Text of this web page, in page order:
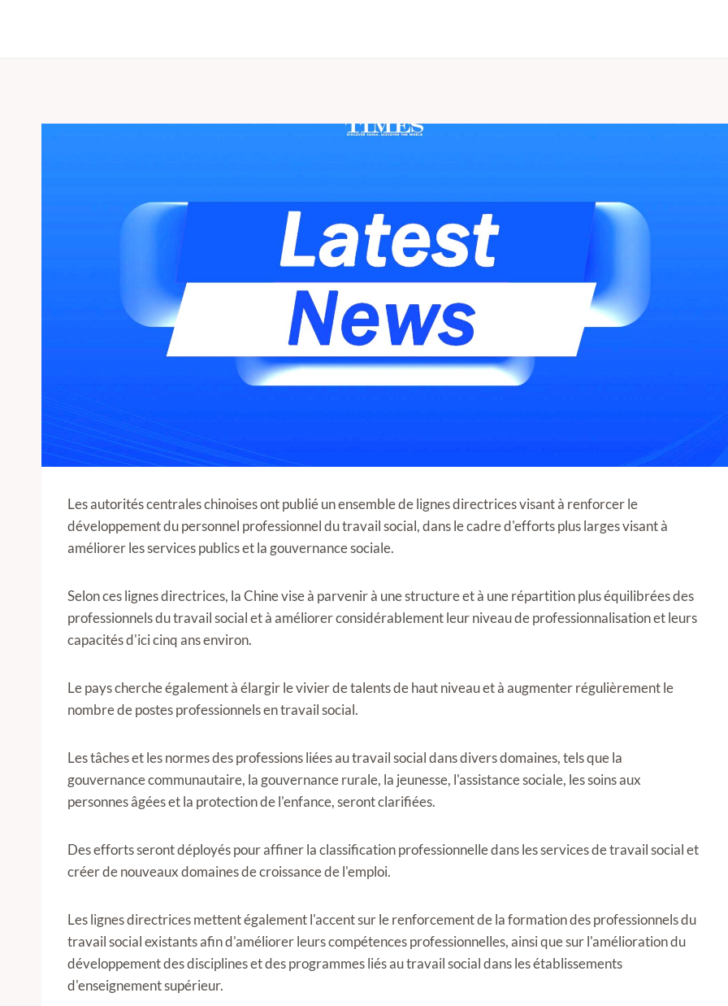
Les autorités centrales chinoises ont publié un ensemble de lignes directrices visant à renforcer le
développement du personnel professionnel du travail social, dans le cadre d'efforts plus larges visant à
améliorer les services publics et la gouvernance sociale.
Selon ces lignes directrices, la Chine vise à parvenir à une structure et à une répartition plus équilibrées des
professionnels du travail social et à améliorer considérablement leur niveau de professionnalisation et leurs
capacités d'ici cinq ans environ.
Le pays cherche également à élargir le vivier de talents de haut niveau et à augmenter régulièrement le
nombre de postes professionnels en travail social.
Les tâches et les normes des professions liées au travail social dans divers domaines, tels que la
gouvernance communautaire, la gouvernance rurale, la jeunesse, l'assistance sociale, les soins aux
personnes âgées et la protection de l'enfance, seront clarifiées.
Des efforts seront déployés pour affiner la classification professionnelle dans les services de travail social et
créer de nouveaux domaines de croissance de l'emploi.
Les lignes directrices mettent également l'accent sur le renforcement de la formation des professionnels du
travail social existants afin d'améliorer leurs compétences professionnelles, ainsi que sur l'amélioration du
développement des disciplines et des programmes liés au travail social dans les établissements
d'enseignement supérieur.